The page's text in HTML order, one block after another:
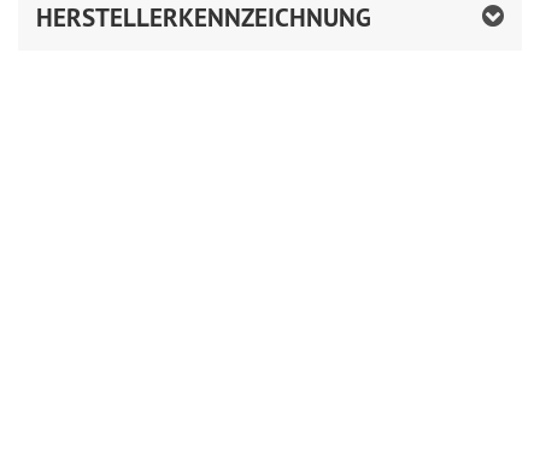
HERSTELLERKENNZEICHNUNG